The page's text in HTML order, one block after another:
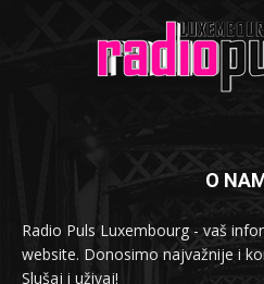
O
Radio Puls Luxembourg - vaš
website. Donosimo najvažnije i
Slušaj i uživaj!